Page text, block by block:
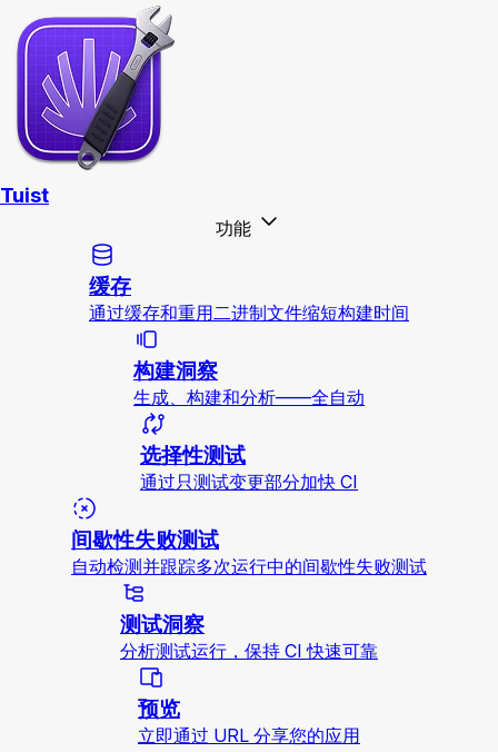
Tuist
功能
缓存
通过缓存和重用二进制文件缩短构建时间
构建洞察
生成、构建和分析——全自动
选择性测试
通过只测试变更部分加快 CI
间歇性失败测试
自动检测并跟踪多次运行中的间歇性失败测试
测试洞察
分析测试运行，保持 CI 快速可靠
预览
立即通过 URL 分享您的应用